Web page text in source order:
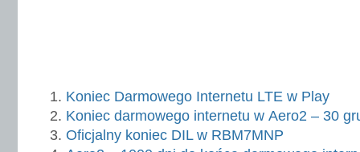
Koniec Darmowego Internetu LTE w Play
Koniec darmowego internetu w Aero2 – 30
Oficjalny koniec DIL w RBM7MNP